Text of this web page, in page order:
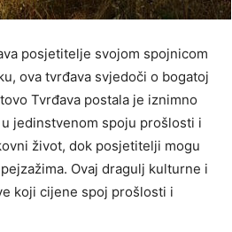
posjetitelje svojom spojnicom
ova tvrđava svjedoči o bogatoj
Tvrđava postala je iznimno
jedinstvenom spoju prošlosti i
život, dok posjetitelji mogu
Ovaj dragulj kulturne i
koji cijene spoj prošlosti i